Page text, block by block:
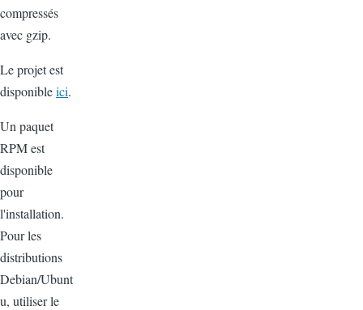
compressés
avec gzip.
Le projet est
disponibleici.
Un paquet
RPM est
disponible
pour
l'installation.
Pour les
distributions
Debian/Ubunt
u, utiliser le